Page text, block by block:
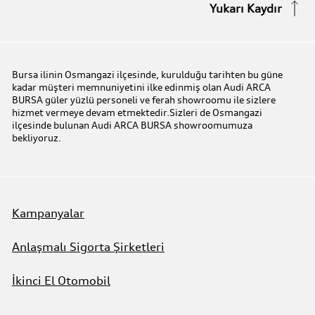
Audi Online Team
Benim Audim
Audi prime :plus
Yukarı Kaydır
Bursa ilinin Osmangazi ilçesinde, kurulduğu tarihten bu güne
kadar müşteri memnuniyetini ilke edinmiş olan Audi ARCA
BURSA güler yüzlü personeli ve ferah showroomu ile sizlere
hizmet vermeye devam etmektedir.Sizleri de Osmangazi
ilçesinde bulunan Audi ARCA BURSA showroomumuza
bekliyoruz.
Kampanyalar
Anlaşmalı Sigorta Şirketleri
İkinci El Otomobil